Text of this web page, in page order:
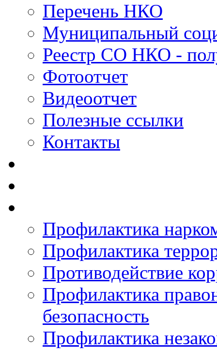
Перечень НКО
Муниципальный
Реестр СО НКО -
Фотоотчет
Видеоотчет
Полезные ссылки
Контакты
Профилактика
Профилактика
Противодействие
Профилактика
безопасность
Профилактика